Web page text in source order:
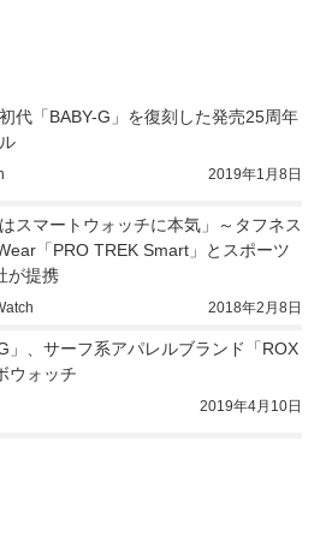
代「BABY-G」を復刻した発売25周年
2019年1月8日
はスマートウォッチに本気」～タフネス
「PRO TREK Smart」とスポーツ
が提携
2018年2月8日
G」、サーフ系アパレルブランド「ROX
ウォッチ
2019年4月10日